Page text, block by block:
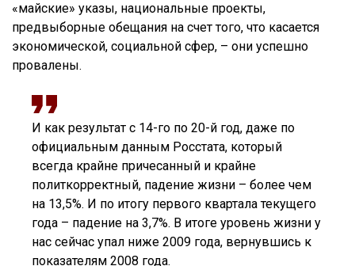
«майские» указы, национальные проекты,
предвыборные обещания на счет того, что касается
экономической, социальной сфер, – они успешно
провалены.
И как результат с 14-го по 20-й год, даже по
официальным данным Росстата, который
всегда крайне причесанный и крайне
политкорректный, падение жизни – более чем
на 13,5%. И по итогу первого квартала текущего
года – падение на 3,7%. В итоге уровень жизни у
нас сейчас упал ниже 2009 года, вернувшись к
показателям 2008 года.